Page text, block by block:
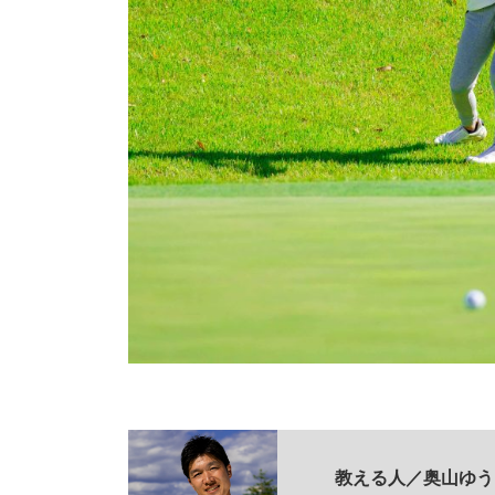
教える人／奥山ゆ